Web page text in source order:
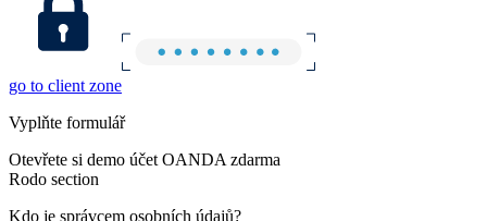
go to client zone
Vyplňte formulář
Otevřete si demo účet OANDA zdarma
Rodo section
Kdo je správcem osobních údajů?